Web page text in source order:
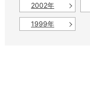
2002年
1999年